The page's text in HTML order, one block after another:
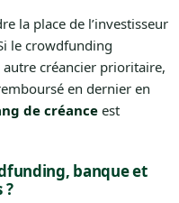
la place de l’investisseur
le crowdfunding
créancier prioritaire,
en dernier en
de créanceest
banque et
?